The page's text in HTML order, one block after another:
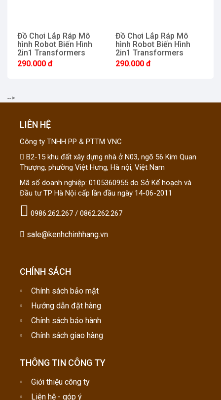
Đồ Chơi Lắp Ráp Mô
hình Robot Biến Hình
2in1 Transformers
Optimus Prime Đỏ - YS-
04A
290.000 đ
Đồ Chơi Lắp Ráp Mô
hình Robot Biến Hình
2in1 Transformers
Optimus Prime Đen-YS-
04B
290.000 đ
-->
LIÊN HỆ
Công ty TNHH PP & PTTM VNC
B2-15 khu đất xây dựng nhà ở N03, ngõ 56 Kim Quan
Thượng, phường Việt Hưng, Hà nội, Việt Nam
Mã số doanh nghiệp: 0105360955 do Sở Kế hoạch và
Đầu tư TP Hà Nội cấp lần đầu ngày 14-06-2011
0986.262.267 / 0862.262.267
sale@kenhchinhhang.vn
CHÍNH SÁCH
Chính sách bảo mật
Hướng dẫn đặt hàng
Chính sách bảo hành
Chính sách giao hàng
THÔNG TIN CÔNG TY
Giới thiệu công ty
Liên hệ - góp ý